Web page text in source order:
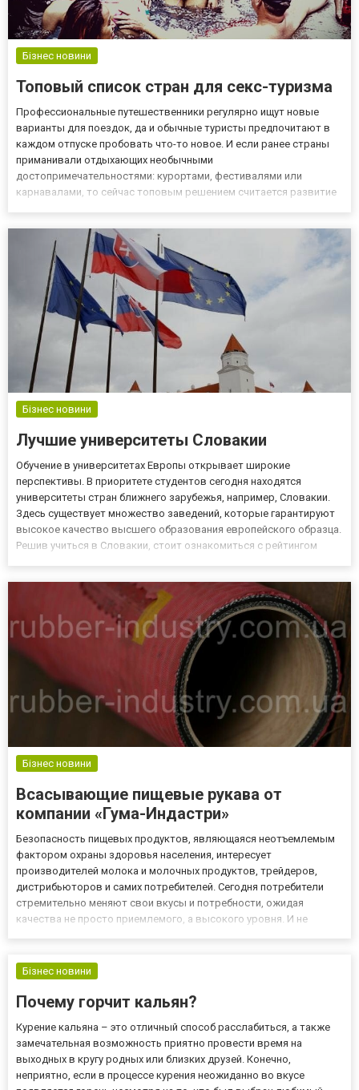
Бізнес новини
Топовый список стран для секс-туризма
Профессиональные путешественники регулярно ищут новые
варианты для поездок, да и обычные туристы предпочитают в
каждом отпуске пробовать что-то новое. И если ранее страны
приманивали отдыхающих необычными
достопримечательностями: курортами, фестивалями или
карнавалами, то сейчас топовым решением считается развитие
путешественники знакомятся с осо...
Бізнес новини
Лучшие университеты Словакии
Обучение в университетах Европы открывает широкие
перспективы. В приоритете студентов сегодня находятся
университеты стран ближнего зарубежья, например, Словакии.
Здесь существует множество заведений, которые гарантируют
высокое качество высшего образования европейского образца.
Решив учиться в Словакии, стоит ознакомиться с рейтингом
отличаются высоким...
Бізнес новини
Всасывающие пищевые рукава от
компании «Гума-Индастри»
Безопасность пищевых продуктов, являющаяся неотъемлемым
фактором охраны здоровья населения, интересует
производителей молока и молочных продуктов, трейдеров,
дистрибьюторов и самих потребителей. Сегодня потребители
стремительно меняют свои вкусы и потребности, ожидая
качества не просто приемлемого, а высокого уровня. И не
точно, когда товар...
Бізнес новини
Почему горчит кальян?
Курение кальяна – это отличный способ расслабиться, а также
замечательная возможность приятно провести время на
выходных в кругу родных или близких друзей. Конечно,
неприятно, если в процессе курения неожиданно во вкусе